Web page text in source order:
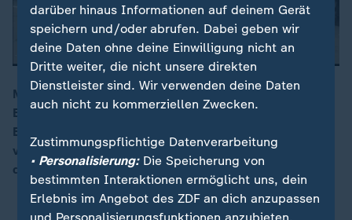
Millionen Menschen hören täglich die immer gleiche
Erzählung vom Völkermord in der Ukraine und der
Bedrohung Russlands durch Feinde von außen. Auf
verschiedenen Kanälen, finanziert vom Kreml. Doch
die Propaganda verfängt nicht mehr bei allen.
darüber hinaus Informationen auf deinem Gerät
speichern und/oder abrufen. Dabei geben wir
deine Daten ohne deine Einwilligung nicht an
Dritte weiter, die nicht unsere direkten
Dienstleister sind. Wir verwenden deine Daten
auch nicht zu kommerziellen Zwecken.
Zustimmungspflichtige Datenverarbeitung
• Personalisierung:Die Speicherung von
bestimmten Interaktionen ermöglicht uns, dein
Erlebnis im Angebot des ZDF an dich anzupassen